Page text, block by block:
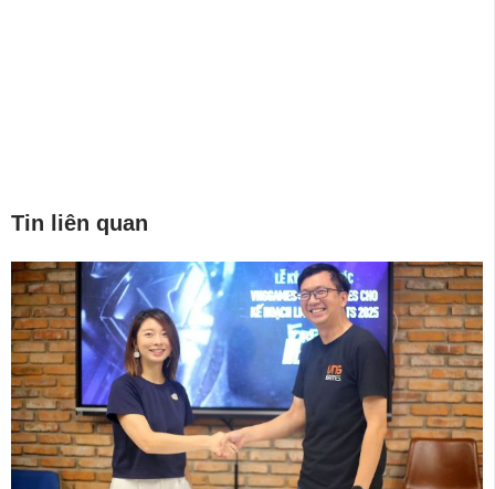
Tin liên quan